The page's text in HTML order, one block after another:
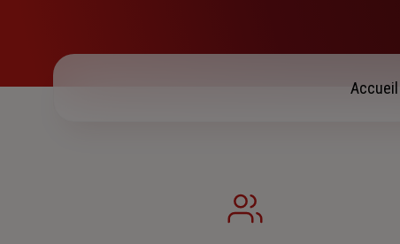
Accueil